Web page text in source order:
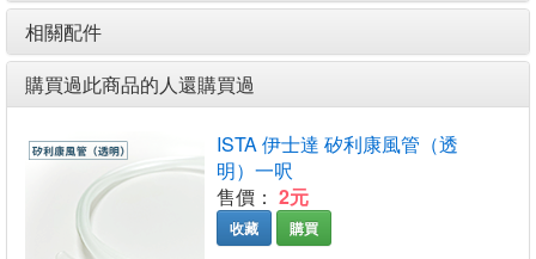
相關配件
購買過此商品的人還購買過
ISTA 伊士達 矽利康風管（透
明）一呎
售價： 2元
收藏 購買